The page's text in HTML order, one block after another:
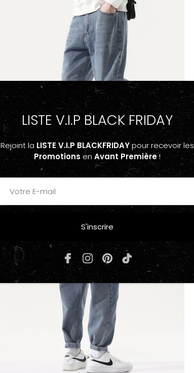
LISTE V.I.P BLACK FRIDAY
Rejoint la LISTE V.I.P BLACKFRIDAYpour recevoir les
Promotions en Avant Première!
S'inscrire